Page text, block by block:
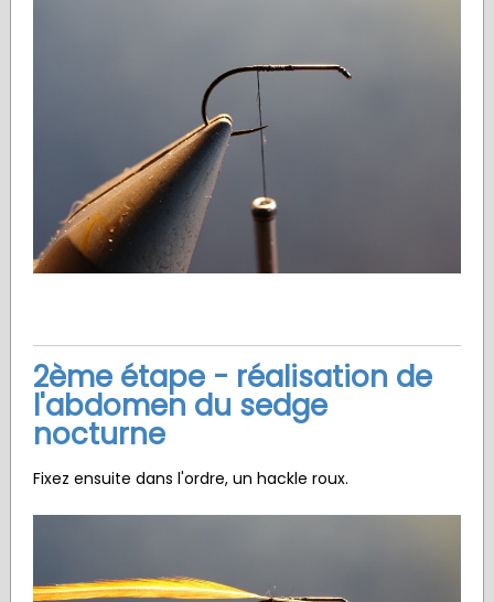
2ème étape - réalisation de
l'abdomen du sedge
nocturne
Fixez ensuite dans l'ordre, un hackle roux.